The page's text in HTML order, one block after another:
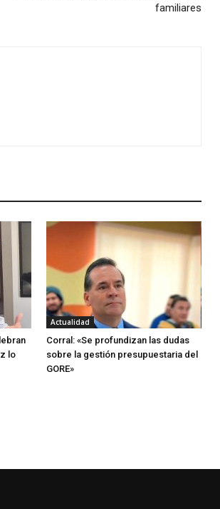
familiares
lo
Actualidad
Corral: «Se profundizan las dudas
sobre la gestión presupuestaria del
GORE»